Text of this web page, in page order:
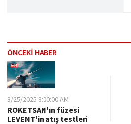
ÖNCEKİ HABER
3/25/2025 8:00:00 AM
ROKETSAN'ın füzesi
LEVENT'in atış testleri